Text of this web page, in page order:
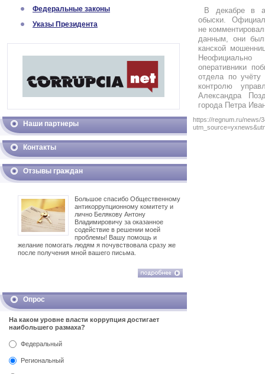
Федеральные законы
Указы Президента
Наши партнеры
Контакты
Отзывы граждан
Большое спасибо Общественному
антикоррупционному комитету и
лично Белякову Антону
Владимировичу за оказанное
содействие в решении моей
проблемы! Вашу помощь и
желание помогать людям я почувствовала сразу же
после получения мной вашего письма.
Опрос
На каком уровне власти коррупция достигает
наибольшего размаха?
Федеральный
Региональный
В декабре в
обыски.
не
данным, они
канской
оперативники
отдела по
контролю
Александра
города Петра
https://regnum.ru/news/